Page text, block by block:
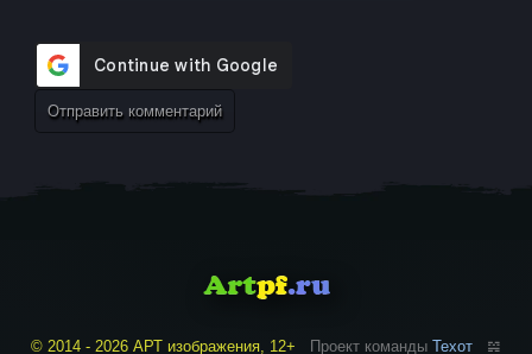
© 2014 - 2026 АРТ изображения, 12+ Проект команды Техот 𝌴